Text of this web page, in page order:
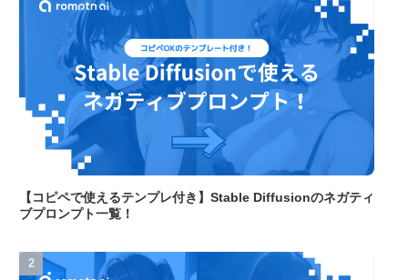
【コピペで使えるテンプレ付き】Stable Diffusionのネガティ
ブプロンプト一覧！